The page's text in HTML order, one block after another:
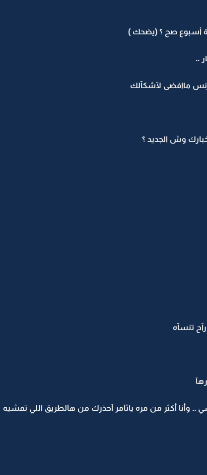
أسبوع صح ؟ (يضحك )
..
ماافضى لآشكآلك
وش الجديد ؟
تنسآه
أكثر من مره ياثآمر آحذرك من هآلطريق اللي تمشيه